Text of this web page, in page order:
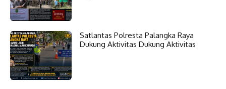
Satlantas Polresta Palangka Raya
Dukung Aktivitas Dukung Aktivitas